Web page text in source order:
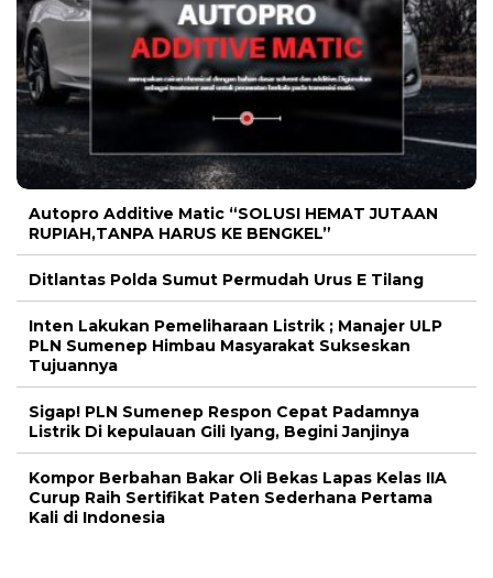
Autopro Additive Matic “SOLUSI HEMAT JUTAAN
RUPIAH,TANPA HARUS KE BENGKEL”
Ditlantas Polda Sumut Permudah Urus E Tilang
Inten Lakukan Pemeliharaan Listrik ; Manajer ULP
PLN Sumenep Himbau Masyarakat Sukseskan
Tujuannya
Sigap! PLN Sumenep Respon Cepat Padamnya
Listrik Di kepulauan Gili Iyang, Begini Janjinya
Kompor Berbahan Bakar Oli Bekas Lapas Kelas IIA
Curup Raih Sertifikat Paten Sederhana Pertama
Kali di Indonesia